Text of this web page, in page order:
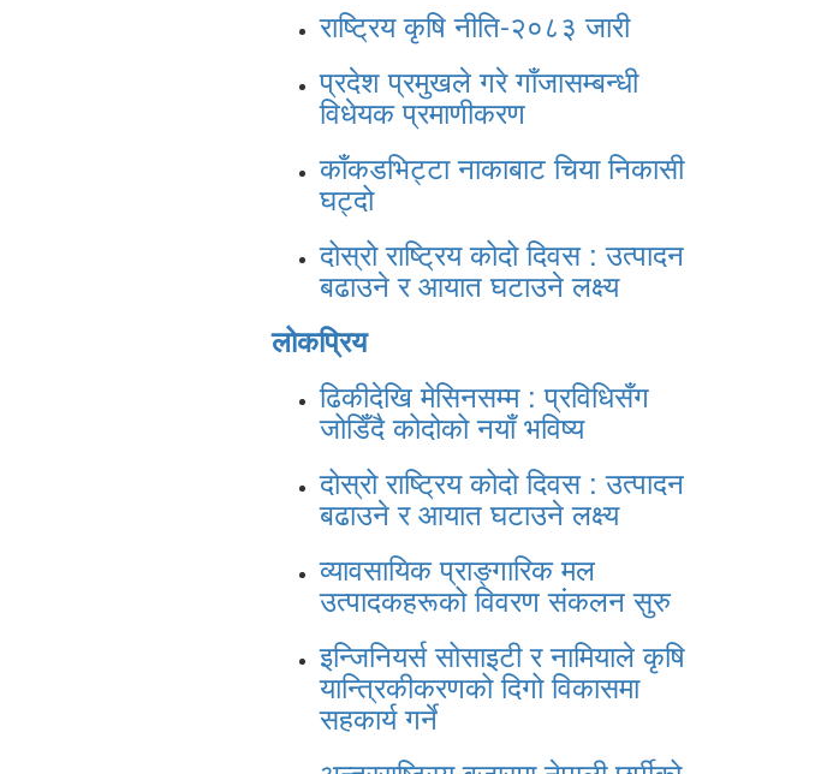
राष्ट्रिय कृषि नीति-२०८३ जारी
प्रदेश प्रमुखले गरे गाँजासम्बन्धी
विधेयक प्रमाणीकरण
काँकडभिट्टा नाकाबाट चिया निकासी
घट्दो
दोस्रो राष्ट्रिय कोदो दिवस : उत्पादन
बढाउने र आयात घटाउने लक्ष्य
लोकप्रिय
ढिकीदेखि मेसिनसम्म : प्रविधिसँग
जोडिँदै कोदोको नयाँ भविष्य
दोस्रो राष्ट्रिय कोदो दिवस : उत्पादन
बढाउने र आयात घटाउने लक्ष्य
व्यावसायिक प्राङ्गारिक मल
उत्पादकहरूको विवरण संकलन सुरु
इन्जिनियर्स सोसाइटी र नामियाले कृषि
यान्त्रिकीकरणको दिगो विकासमा
सहकार्य गर्ने